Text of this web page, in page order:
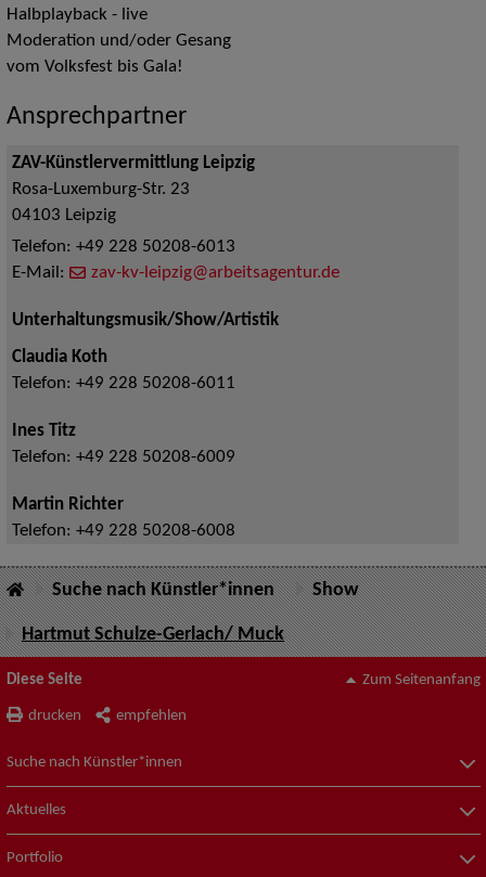
Halbplayback - live
Moderation und/oder Gesang
vom Volksfest bis Gala!
Ansprechpartner
ZAV-Künstlervermittlung Leipzig
Rosa-Luxemburg-Str. 23
04103 Leipzig
Telefon: +49 228 50208-6013
E-Mail:
zav-kv-leipzig@arbeitsagentur.de
Unterhaltungsmusik/Show/Artistik
Claudia Koth
Telefon: +49 228 50208-6011
Ines Titz
Telefon: +49 228 50208-6009
Martin Richter
Telefon: +49 228 50208-6008
Suche nach Künstler*innen Show
Hartmut Schulze-Gerlach/ Muck
Diese Seite
drucken empfehlen
Zum Seitenanfang
Suche nach Künstler*innen
Aktuelles
Portfolio